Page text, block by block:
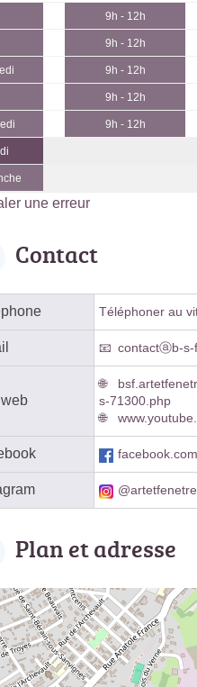
9h - 12h
9h - 12h
9h - 12h
9h - 12h
9h - 12h
une erreur
Contact
Téléphoner au
contactⓐb-s-
s-71300.php
Plan et adresse